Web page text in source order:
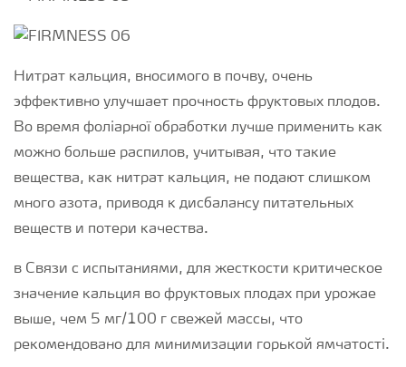
Нитрат кальция, вносимого в почву, очень
эффективно улучшает прочность фруктовых плодов.
Во время фоліарної обработки лучше применить как
можно больше распилов, учитывая, что такие
вещества, как нитрат кальция, не подают слишком
много азота, приводя к дисбалансу питательных
веществ и потери качества.
в Связи с испытаниями, для жесткости критическое
значение кальция во фруктовых плодах при урожае
выше, чем 5 мг/100 г свежей массы, что
рекомендовано для минимизации горькой ямчатості.